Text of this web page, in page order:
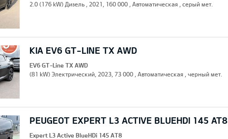
2.0 (176 kW) Дизель , 2021, 160 000 , Автоматическая , серый мет.
KIA EV6 GT-LINE TX AWD
EV6 GT-Line TX AWD
(81 kW) Электрический, 2023, 73 000 , Автоматическая , черный мет.
PEUGEOT EXPERT L3 ACTIVE BLUEHDI 145 AT8
Expert L3 Active BlueHDi 145 AT8